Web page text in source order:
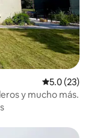
Calificación
5.0 (23)
y mucho más.